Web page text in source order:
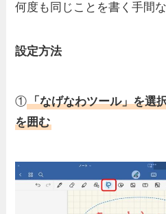
何度も同じことを書く手間
設定方法
①「なげなわツール」を選
を囲む